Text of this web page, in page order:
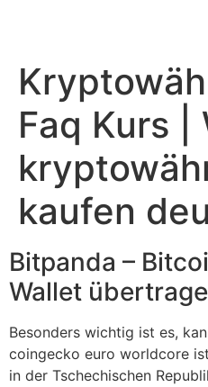
Faq Kurs |
kaufen
Bitpanda –
Wallet
Besonders wichtig ist es,
coingecko euro worldcore
in der Tschechischen